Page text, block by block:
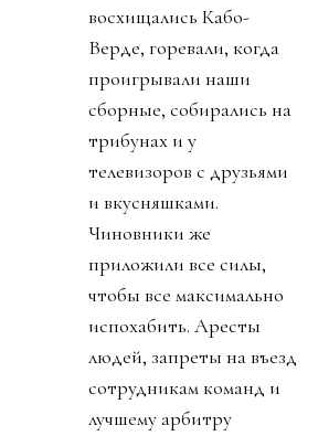
восхищались Кабо-
Верде, горевали, когда
проигрывали наши
сборные, собирались на
трибунах и у
телевизоров с друзьями
и вкусняшками.
Чиновники же
приложили все силы,
чтобы все максимально
испохабить. Аресты
людей, запреты на въезд
сотрудникам команд и
лучшему арбитру